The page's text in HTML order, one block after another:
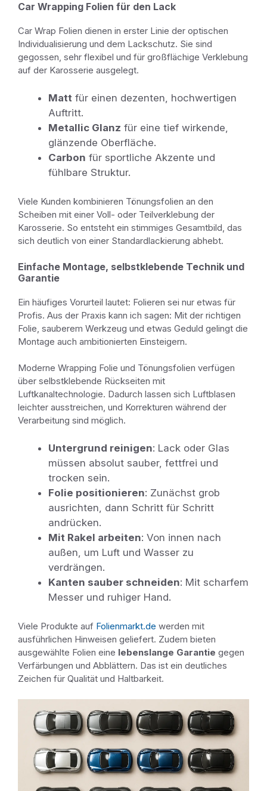
Car Wrapping Folien für den Lack
Car Wrap Folien dienen in erster Linie der optischen
Individualisierung und dem Lackschutz. Sie sind
gegossen, sehr flexibel und für großflächige Verklebung
auf der Karosserie ausgelegt.
Matt für einen dezenten, hochwertigen
Auftritt.
Metallic Glanz für eine tief wirkende,
glänzende Oberfläche.
Carbon für sportliche Akzente und
fühlbare Struktur.
Viele Kunden kombinieren Tönungsfolien an den
Scheiben mit einer Voll- oder Teilverklebung der
Karosserie. So entsteht ein stimmiges Gesamtbild, das
sich deutlich von einer Standardlackierung abhebt.
Einfache Montage, selbstklebende Technik und
Garantie
Ein häufiges Vorurteil lautet: Folieren sei nur etwas für
Profis. Aus der Praxis kann ich sagen: Mit der richtigen
Folie, sauberem Werkzeug und etwas Geduld gelingt die
Montage auch ambitionierten Einsteigern.
Moderne Wrapping Folie und Tönungsfolien verfügen
über selbstklebende Rückseiten mit
Luftkanaltechnologie. Dadurch lassen sich Luftblasen
leichter ausstreichen, und Korrekturen während der
Verarbeitung sind möglich.
Untergrund reinigen: Lack oder Glas
müssen absolut sauber, fettfrei und
trocken sein.
Folie positionieren: Zunächst grob
ausrichten, dann Schritt für Schritt
andrücken.
Mit Rakel arbeiten: Von innen nach
außen, um Luft und Wasser zu
verdrängen.
Kanten sauber schneiden: Mit scharfem
Messer und ruhiger Hand.
Viele Produkte auf Folienmarkt.de werden mit
ausführlichen Hinweisen geliefert. Zudem bieten
ausgewählte Folien eine lebenslange Garantie gegen
Verfärbungen und Abblättern. Das ist ein deutliches
Zeichen für Qualität und Haltbarkeit.